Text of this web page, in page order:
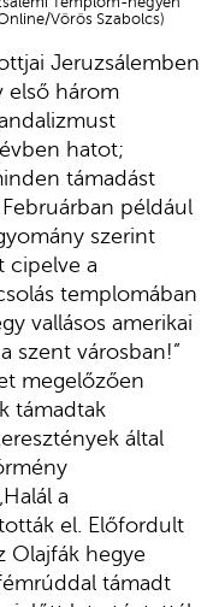
Vörös Szabolcs)
Jeruzsálemben
első három
hatot;
támadást
például
szerint
cipelve a
templomában
vallásos amerikai
szent városban!”
megelőzően
támadtak
által
a
el. Előfordult
Olajfák hegye
támadt